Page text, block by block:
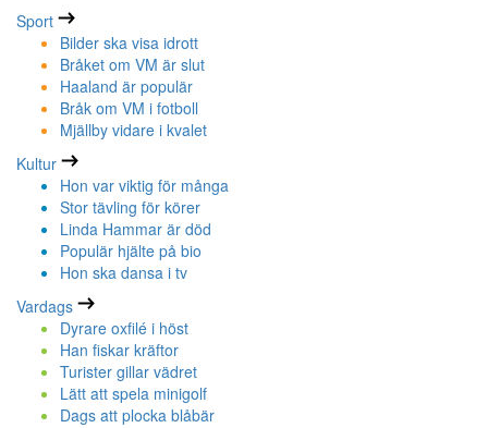
Sport
Bilder ska visa idrott
Bråket om VM är slut
Haaland är populär
Bråk om VM i fotboll
Mjällby vidare i kvalet
Kultur
Hon var viktig för många
Stor tävling för körer
Linda Hammar är död
Populär hjälte på bio
Hon ska dansa i tv
Vardags
Dyrare oxfilé i höst
Han fiskar kräftor
Turister gillar vädret
Lätt att spela minigolf
Dags att plocka blåbär